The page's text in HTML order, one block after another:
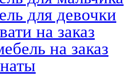
для девочки
на заказ
на заказ